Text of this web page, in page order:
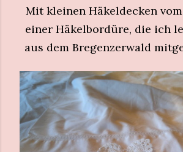
Mit kleinen Häkeldecken
einer Häkelbordüre, die ich
aus dem Bregenzerwald